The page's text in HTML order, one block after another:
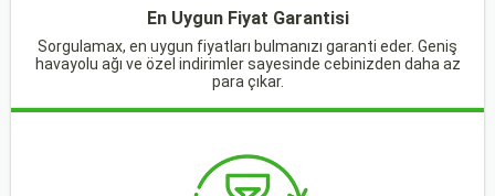
En Uygun Fiyat Garantisi
Sorgulamax, en uygun fiyatları bulmanızı garanti eder. Geniş
havayolu ağı ve özel indirimler sayesinde cebinizden daha az
para çıkar.